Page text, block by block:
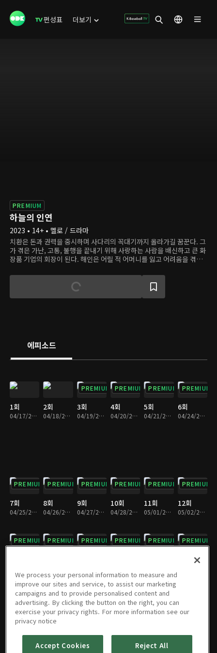
편성표 더보기
PREMIUM
하늘의 인연
2023 • 14+ • 멜로 / 드라마
치환은 돈과 권력을 중시하며 사다리의 꼭대기까지 올라가길 꿈꾼다. 그
가 겪은 가난, 고통, 불행을 끝내기 위해 사랑하는 사람을 배신하고 큰 화
장품 기업의 회장이 된다. 해인은 어릴 적 어머니를 잃고 어려움을 겪다
가 벌어진 후 해인의 삶도 송두리째 파괴되고, 자신이 겪었던 시련이 친
아버지 치환의 선택 때문일 수 있음을 알게 된다. 게다가 해인이 사랑하
는 진우는 오랫동안 치환의 딸인 세나의 사랑을 받았다. 세나는 일과 사
에피소드
1회
04/17/2023 • 30분
2회
04/18/2023 • 30분
PREMIUM
3회
04/19/2023 • 29분
PREMIUM
4회
04/20/2023 • 29분
PREMIUM
5회
04/21/2023 • 30분
PREMIUM
6회
04/24/2023 • 29분
PREMIUM
7회
04/25/2023 • 28분
PREMIUM
8회
04/26/2023 • 28분
PREMIUM
9회
04/27/2023 • 28분
PREMIUM
10회
04/28/2023 • 28분
PREMIUM
11회
05/01/2023 • 28분
PREMIUM
12회
05/02/2023 • 28분
PREMIUM PREMIUM PREMIUM PREMIUM PREMIUM PREMIUM
PREMIUM
19회
05/11/2023 • 29분
PREMIUM
20회
PREMIUM
21회
PREMIUM
22회
PREMIUM
23회 24회
We process your personal information to measure and
improve our sites and service, to assist our marketing
campaigns and to provide personalised content and
advertising. By clicking the button on the right, you can
exercise your privacy rights. For more information see our
privacy notice
Accept Cookies Reject All